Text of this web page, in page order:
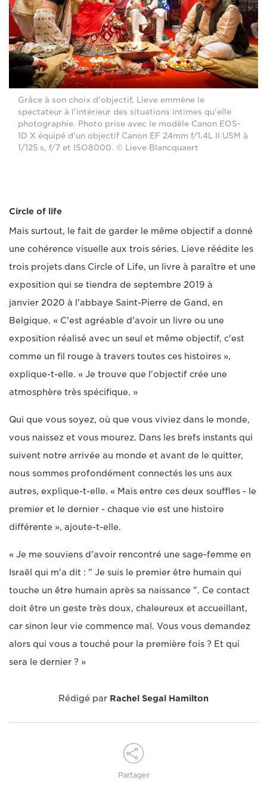
Grâce à son choix d'objectif, Lieve emmène le
spectateur à l'intérieur des situations intimes qu'elle
photographie. Photo prise avec le modèle Canon EOS-
1D X équipé d'un objectif Canon EF 24mm f/1.4L II USM à
1/125 s, f/7 et ISO8000. © Lieve Blancquaert
Circle of life
Mais surtout, le fait de garder le même objectif a donné
une cohérence visuelle aux trois séries. Lieve réédite les
trois projets dans Circle of Life, un livre à paraître et une
exposition qui se tiendra de septembre 2019 à
janvier 2020 à l'abbaye Saint-Pierre de Gand, en
Belgique. « C'est agréable d'avoir un livre ou une
exposition réalisé avec un seul et même objectif, c'est
comme un fil rouge à travers toutes ces histoires »,
explique-t-elle. « Je trouve que l'objectif crée une
atmosphère très spécifique. »
Qui que vous soyez, où que vous viviez dans le monde,
vous naissez et vous mourez. Dans les brefs instants qui
suivent notre arrivée au monde et avant de le quitter,
nous sommes profondément connectés les uns aux
autres, explique-t-elle. « Mais entre ces deux souffles - le
premier et le dernier - chaque vie est une histoire
différente », ajoute-t-elle.
« Je me souviens d'avoir rencontré une sage-femme en
Israël qui m'a dit : " Je suis le premier être humain qui
touche un être humain après sa naissance ". Ce contact
doit être un geste très doux, chaleureux et accueillant,
car sinon leur vie commence mal. Vous vous demandez
alors qui vous a touché pour la première fois ? Et qui
sera le dernier ? »
Rédigé par Rachel Segal Hamilton
Partager